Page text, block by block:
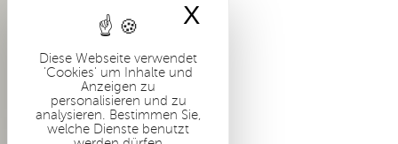
Diese Webseite verwendet
'Cookies' um Inhalte und
Anzeigen zu
personalisieren und zu
analysieren. Bestimmen Sie,
welche Dienste benutzt
X Cookies-